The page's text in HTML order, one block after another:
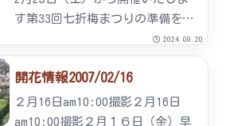
す第33回七折梅まつりの準備を
18日に行いました。組合員、組合
員家族。本年も隣の区、川井地区
の営農組合員の協力も得ました。
今回から梅まつり期間中「松前餃
子」さんの「七折梅しそ餃子...
2024.09.20
開花情報2007/02/16
２月16日am10:00撮影２月16日
am10:00撮影２月１６日（金）早